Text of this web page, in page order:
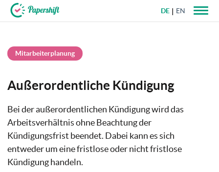
DE EN
Mitarbeiterplanung
Außerordentliche Kündigung
Bei der außerordentlichen Kündigung wird das
Arbeitsverhältnis ohne Beachtung der
Kündigungsfrist beendet. Dabei kann es sich
entweder um eine fristlose oder nicht fristlose
Kündigung handeln.